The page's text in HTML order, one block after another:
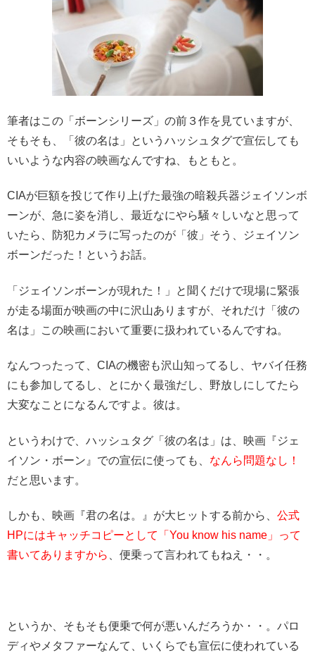
筆者はこの「ボーンシリーズ」の前３作を見ていますが、
そもそも、「 彼の名は」というハッシュタグで宣伝しても
いいような内容の映画なんですね、もともと。
CIAが巨額を投じて作り上げた最強の暗殺兵器ジェイソンボ
ーンが、急に姿を消し、最近なにやら騒々しいなと思って
いたら、防犯カメラに写ったのが「彼」そう、ジェイソン
ボーンだった！というお話。
「ジェイソンボーンが現れた！」と聞くだけで現場に緊張
が走る場面が映画の中に沢山ありますが、それだけ「彼の
名は」この映画において重要に扱われているんですね。
なんつったって、CIAの機密も沢山知ってるし、ヤバイ任務
にも参加してるし、とにかく最強だし、野放しにしてたら
大変なことになるんですよ。彼は。
というわけで、 ハッシュタグ「彼の名は」は、映画『ジェ
イソン・ボーン』での宣伝に使っても、 なんら問題なし！
だと思います。
しかも、 映画『君の名は。』が大ヒットする前から、 公式
HPにはキャッチコピーとして「You know his name」って
書いてありますから
、便乗って言われてもねえ・・。
というか、そもそも便乗で何が悪いんだろうか・・。パロ
ディやメタファーなんて、いくらでも宣伝に使われている